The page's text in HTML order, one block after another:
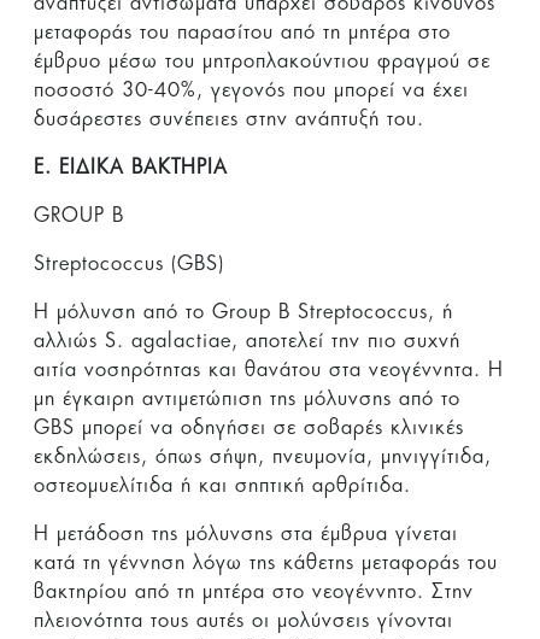
μεταφοράς του παρασίτου από τη μητέρα στο
έμβρυο μέσω του μητροπλακούντιου φραγμού σε
ποσοστό 30-40%, γεγονός που μπορεί να έχει
δυσάρεστες συνέπειες στην ανάπτυξή του.
Ε. ΕΙΔΙΚΑ ΒΑΚΤΗΡΙΑ
GROUP B
Streptococcus (GBS)
Η μόλυνση από το Group B Streptococcus, ή
αλλιώς S. agalactiae, αποτελεί την πιο συχνή
αιτία νοσηρότητας και θανάτου στα νεογέννητα. Η
μη έγκαιρη αντιμετώπιση της μόλυνσης από το
GBS μπορεί να οδηγήσει σε σοβαρές κλινικές
εκδηλώσεις, όπως σήψη, πνευμονία, μηνιγγίτιδα,
οστεομυελίτιδα ή και σηπτική αρθρίτιδα.
Η μετάδοση της μόλυνσης στα έμβρυα γίνεται
κατά τη γέννηση λόγω της κάθετης μεταφοράς του
βακτηρίου από τη μητέρα στο νεογέννητο. Στην
πλειονότητα τους αυτές οι μολύνσεις γίνονται